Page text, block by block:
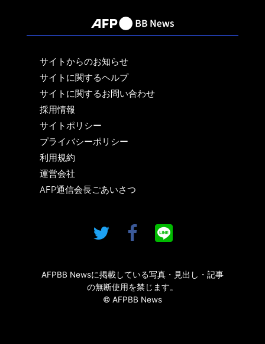
サイトからのお知らせ
サイトに関するヘルプ
サイトに関するお問い合わせ
採用情報
サイトポリシー
プライバシーポリシー
利用規約
運営会社
AFP通信会長ごあいさつ
AFPBB Newsに掲載している写真・見出し・記事
の無断使用を禁じます。
© AFPBB News